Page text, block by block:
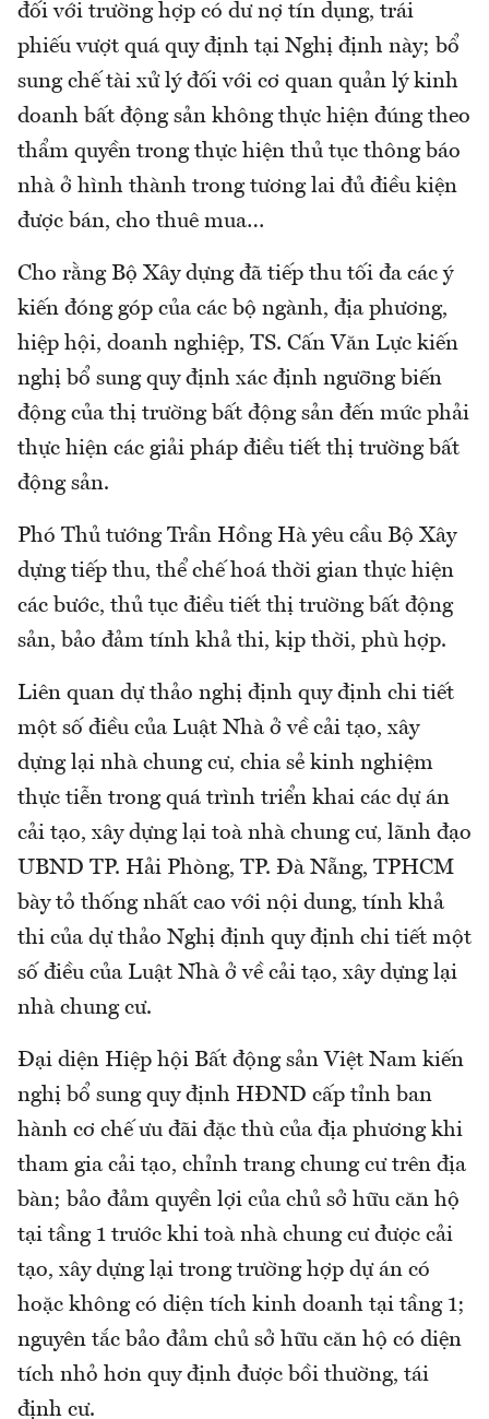
đối với trường hợp có dư nợ tín dụng, trái
phiếu vượt quá quy định tại Nghị định này; bổ
sung chế tài xử lý đối với cơ quan quản lý kinh
doanh bất động sản không thực hiện đúng theo
thẩm quyền trong thực hiện thủ tục thông báo
nhà ở hình thành trong tương lai đủ điều kiện
được bán, cho thuê mua…
Cho rằng Bộ Xây dựng đã tiếp thu tối đa các ý
kiến đóng góp của các bộ ngành, địa phương,
hiệp hội, doanh nghiệp, TS. Cấn Văn Lực kiến
nghị bổ sung quy định xác định ngưỡng biến
động của thị trường bất động sản đến mức phải
thực hiện các giải pháp điều tiết thị trường bất
động sản.
Phó Thủ tướng Trần Hồng Hà yêu cầu Bộ Xây
dựng tiếp thu, thể chế hoá thời gian thực hiện
các bước, thủ tục điều tiết thị trường bất động
sản, bảo đảm tính khả thi, kịp thời, phù hợp.
Liên quan dự thảo nghị định quy định chi tiết
một số điều của Luật Nhà ở về cải tạo, xây
dựng lại nhà chung cư, chia sẻ kinh nghiệm
thực tiễn trong quá trình triển khai các dự án
cải tạo, xây dựng lại toà nhà chung cư, lãnh đạo
UBND TP. Hải Phòng, TP. Đà Nẵng, TPHCM
bày tỏ thống nhất cao với nội dung, tính khả
thi của dự thảo Nghị định quy định chi tiết một
số điều của Luật Nhà ở về cải tạo, xây dựng lại
nhà chung cư.
Đại diện Hiệp hội Bất động sản Việt Nam kiến
nghị bổ sung quy định HĐND cấp tỉnh ban
hành cơ chế ưu đãi đặc thù của địa phương khi
tham gia cải tạo, chỉnh trang chung cư trên địa
bàn; bảo đảm quyền lợi của chủ sở hữu căn hộ
tại tầng 1 trước khi toà nhà chung cư được cải
tạo, xây dựng lại trong trường hợp dự án có
hoặc không có diện tích kinh doanh tại tầng 1;
nguyên tắc bảo đảm chủ sở hữu căn hộ có diện
tích nhỏ hơn quy định được bồi thường, tái
định cư.